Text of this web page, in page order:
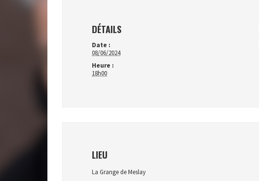
DÉTAILS
Date :
08/06/2024
Heure :
18h00
LIEU
La Grange de Meslay